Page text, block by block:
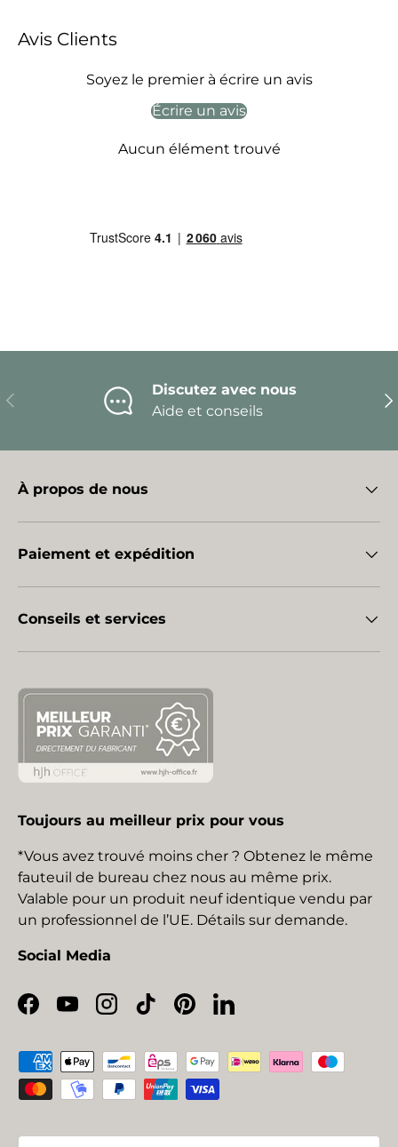
Avis Clients
Soyez le premier à écrire un avis
Écrire un avis
Aucun élément trouvé
Précédent
Discutez avec nous
Aide et conseils
À propos de nous
Paiement et expédition
Conseils et services
Toujours au meilleur prix pour vous
*Vous avez trouvé moins cher ? Obtenez le même
fauteuil de bureau chez nous au même prix.
Valable pour un produit neuf identique vendu par
un professionnel de l’UE. Détails sur demande.
Social Media
Facebook
YouTubeInstagram
TikTokPinterestLinkedIn
Moyens de paiement acceptés